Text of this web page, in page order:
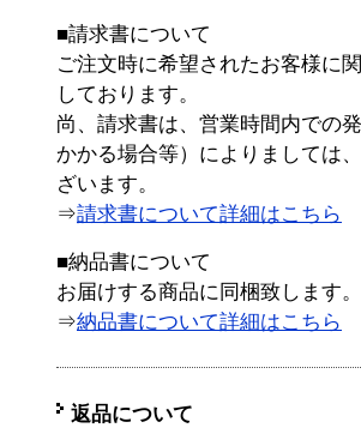
■請求書について
ご注文時に希望されたお客様に
しております。
尚、請求書は、営業時間内での
かかる場合等）によりましては
ざいます。
⇒請求書について詳細はこちら
■納品書について
お届けする商品に同梱致します。
⇒納品書について詳細はこちら
返品について